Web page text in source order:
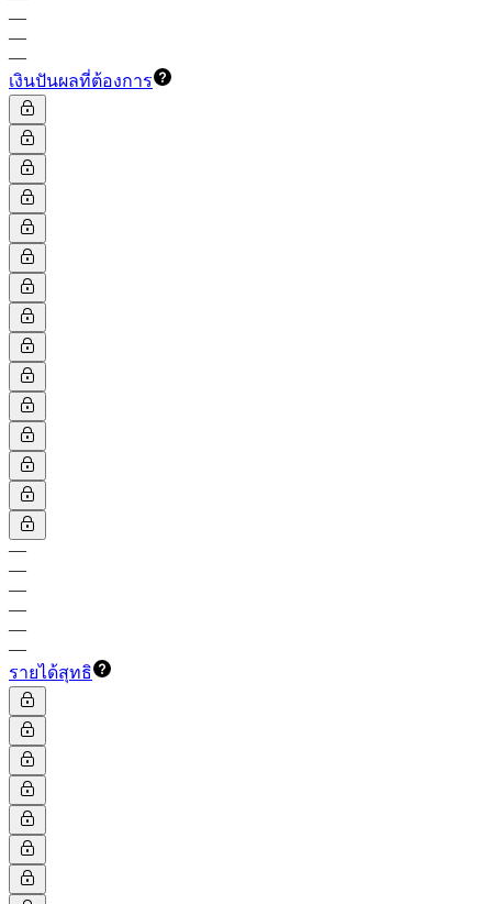
—
—
—
เงินปันผลที่ต้องการ
—
—
—
—
—
—
รายได้สุทธิ